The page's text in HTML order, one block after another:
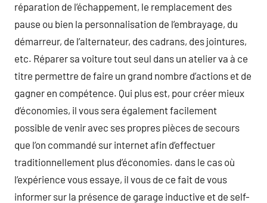
réparation de l’échappement, le remplacement des
pause ou bien la personnalisation de l’embrayage, du
démarreur, de l’alternateur, des cadrans, des jointures,
etc. Réparer sa voiture tout seul dans un atelier va à ce
titre permettre de faire un grand nombre d’actions et de
gagner en compétence. Qui plus est, pour créer mieux
d’économies, il vous sera également facilement
possible de venir avec ses propres pièces de secours
que l’on commandé sur internet afin d’effectuer
traditionnellement plus d’économies. dans le cas où
l’expérience vous essaye, il vous de ce fait de vous
informer sur la présence de garage inductive et de self-